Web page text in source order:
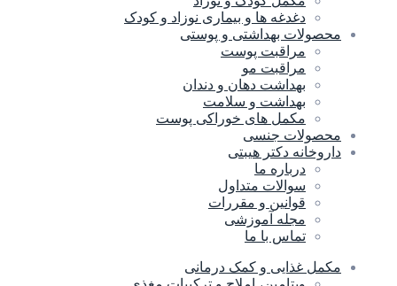
دغدغه ها و بیماری نوزاد و کودک
محصولات بهداشتی و پوستی
مراقبت پوست
مراقبت مو
بهداشت دهان و دندان
بهداشت و سلامت
مکمل های خوراکی پوست
محصولات جنسی
داروخانه دکتر هیبتی
درباره ما
سوالات متداول
قوانین و مقررات
مجله آموزشی
تماس با ما
مکمل غذایی و کمک درمانی